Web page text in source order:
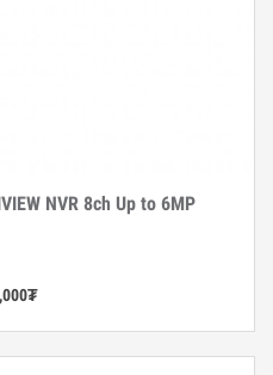
NVR 8ch Up to 6MP
₮